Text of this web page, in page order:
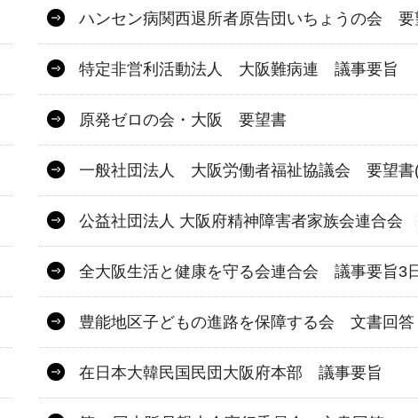
ハンセン病関西退所者原告団いちょうの会 要
特定非営利活動法人 大阪難病連 議事要旨
原発ゼロの会・大阪 要望書
一般社団法人 大阪労働者福祉協議会 要望書
公益社団法人 大阪府精神障害者家族会連合会
全大阪生活と健康を守る会連合会 議事要旨3
豊能地区子どもの進路を保障する会 文書回答
在日本大韓民国民団大阪府本部 議事要旨